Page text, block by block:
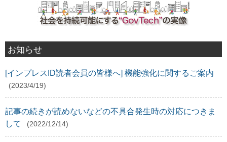
お知らせ
[インプレスID読者会員の皆様へ] 機能強化に関するご案内
(2023/4/19)
記事の続きが読めないなどの不具合発生時の対応につきま
して
(2022/12/14)